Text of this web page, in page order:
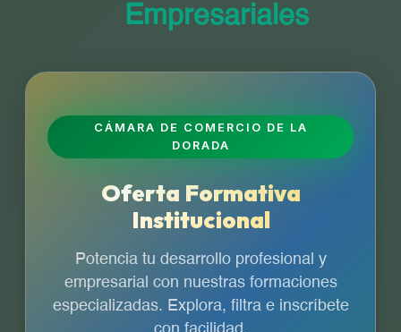
Empresariales
CÁMARA DE COMERCIO DE LA
DORADA
Oferta Formativa
Institucional
Potencia tu desarrollo profesional y
empresarial con nuestras formaciones
especializadas. Explora, filtra e inscríbete